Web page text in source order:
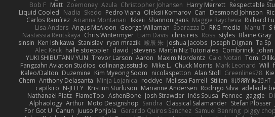
Bob F Matt Zoemoney Azula Christopher Johansen Harry Merrett Respectable
Liquid Cooled Nadia Skedo Pedro Viana Oleksii Komarov Can Desmond Johnson
Carlos Ramírez Arianna Montanari Ikkeii Shannonigans Maggie Raycheva Richard
Lisa Anders Angus McAloon George Willaman Sparazza D RKG media Manu T S
Nastassia Reutskaya Chris Wintermyer Liam Davis chris reis Ross styles Blaine Gray
sinsin Ken Ishikawa Stanislav ryan mrazik 峻辰 朱 Joshua Jacobs Joseph Dignan Ta Sp
Alec Keck halle stoeppler david jstevens Martín Niz Tutoriales Combrinck
YUKI SHIBUTANI/ YUN Trevor Larson Aaron Maxim Nordentz Caio Notari Tomi
Fangzahn Aviation Studios colinangusstudio Mike L. Chuck Morris Mark Leonard Will
Kaleo/Dalton Duzemine Kim Myeong Soom nicolaspetton Alan Stoll Greenlines78 Kie
Chem Anthony Delasanta Minja Lojanica roddye Melissa Farrell Stilian ꌃ꒒ꀎꋪꋪꌩ ꀘꈤꀤꁅꃅ꓄
captkiro N-JELLY Kristinn Sturluson Marianne Andersen Rodrigo Silva adelaide
Nathanaël Platz FlameTop AshenBone Josh Strawder Inês Sousa Fennec gaggle
Alphaology Arthur Moto Designshop Sandra Classical Salamander Stefan Plösser
For Got U Canun Juuso Pohjola Gerardo Quiros Sanchez Samuel Benning piggy chop